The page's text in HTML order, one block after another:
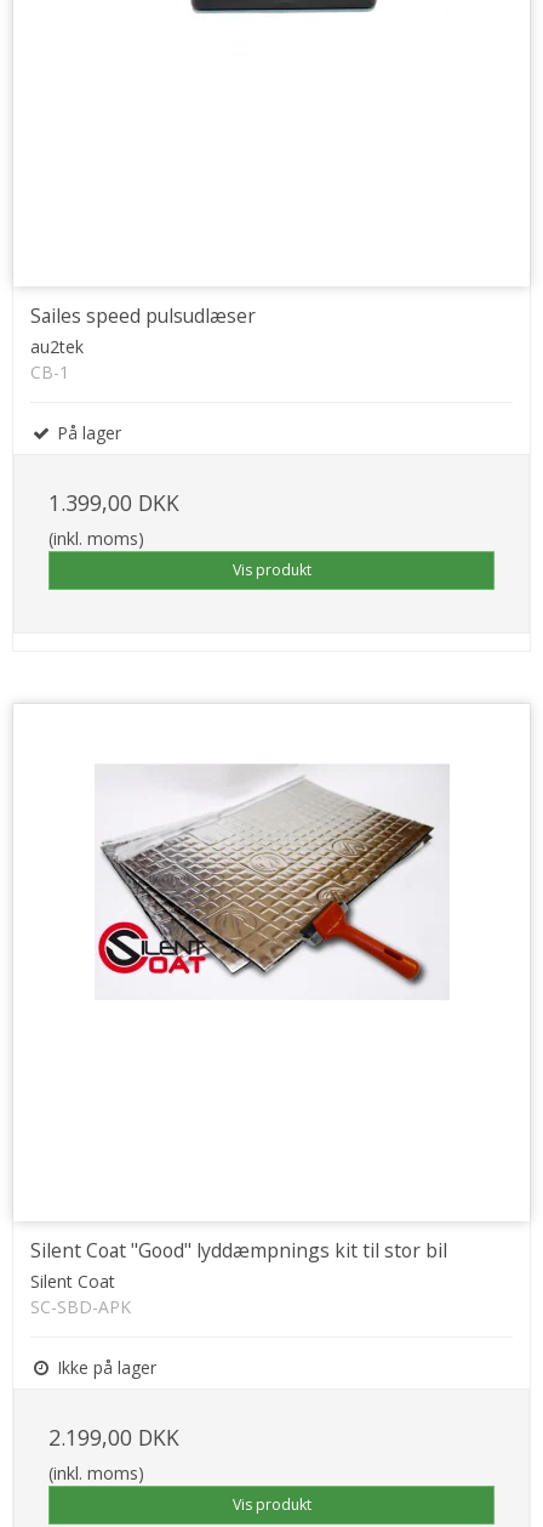
Sailes speed pulsudlæser
au2tek
CB-1
På lager
1.399,00 DKK
(inkl. moms)
Vis produkt
Silent Coat "Good" lyddæmpnings kit til stor bil
Silent Coat
SC-SBD-APK
Ikke på lager
2.199,00 DKK
(inkl. moms)
Vis produkt